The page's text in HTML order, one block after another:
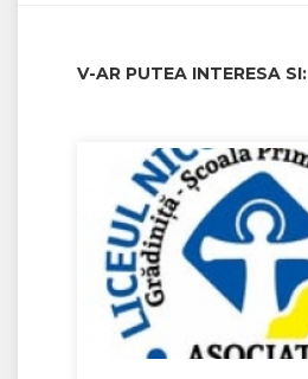
V-AR PUTEA INTERESA SI: